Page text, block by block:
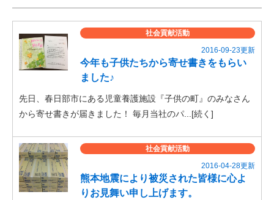
社会貢献活動
2016-09-23更新
今年も子供たちから寄せ書きをもらい
ました♪
先日、春日部市にある児童養護施設『子供の町』のみなさん
から寄せ書きが届きました！ 毎月当社のパ...[続く]
社会貢献活動
2016-04-28更新
熊本地震により被災された皆様に心よ
りお見舞い申し上げます。